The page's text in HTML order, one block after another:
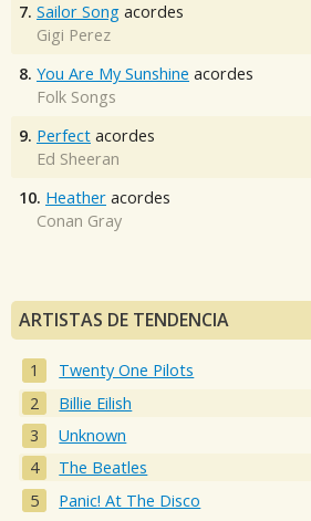
7. Sailor Song acordes
Gigi Perez
8. You Are My Sunshine acordes
Folk Songs
9. Perfect acordes
Ed Sheeran
10. Heather acordes
Conan Gray
ARTISTAS DE TENDENCIA
Twenty One Pilots
Billie Eilish
Unknown
The Beatles
Panic! At The Disco